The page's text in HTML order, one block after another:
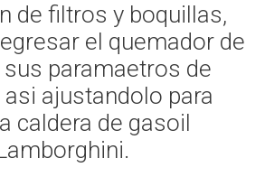
de filtros y boquillas,
el quemador de
sus paramaetros de
ajustandolo para
caldera de gasoil